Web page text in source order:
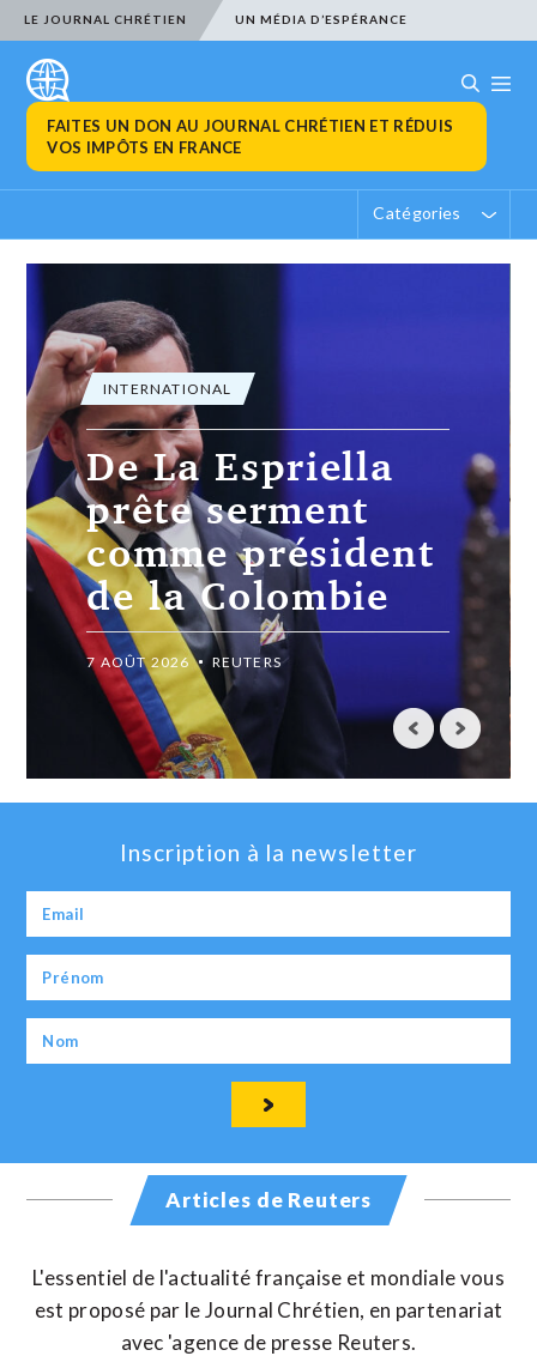
LE JOURNAL CHRÉTIEN UN MÉDIA D’ESPÉRANCE
FAITES UN DON AU JOURNAL CHRÉTIEN ET RÉDUIS
VOS IMPÔTS EN FRANCE
Catégories
INTERNATIONAL
Nouvelles frappes
des Houthis au
Yémen, l’Onu
craint un
élargissement du
conflit
7 AOÛT 2026 REUTERS
Inscription à la newsletter
Articles de Reuters
L'essentiel de l'actualité française et mondiale vous
est proposé par le Journal Chrétien, en partenariat
avec 'agence de presse Reuters.